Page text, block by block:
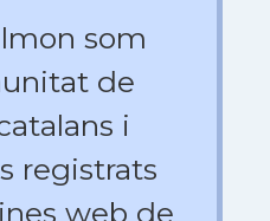
som
de
i
registrats
web de